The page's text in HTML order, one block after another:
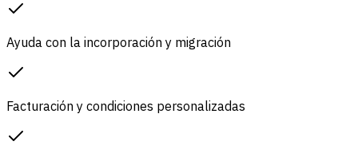
Ayuda con la incorporación y migración
Facturación y condiciones personalizadas